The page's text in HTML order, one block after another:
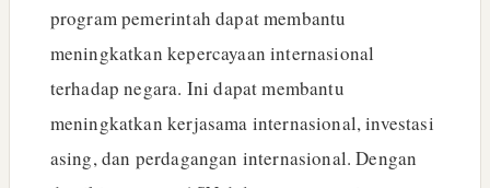
program pemerintah dapat membantu
meningkatkan kepercayaan internasional
terhadap negara. Ini dapat membantu
meningkatkan kerjasama internasional, investasi
asing, dan perdagangan internasional. Dengan